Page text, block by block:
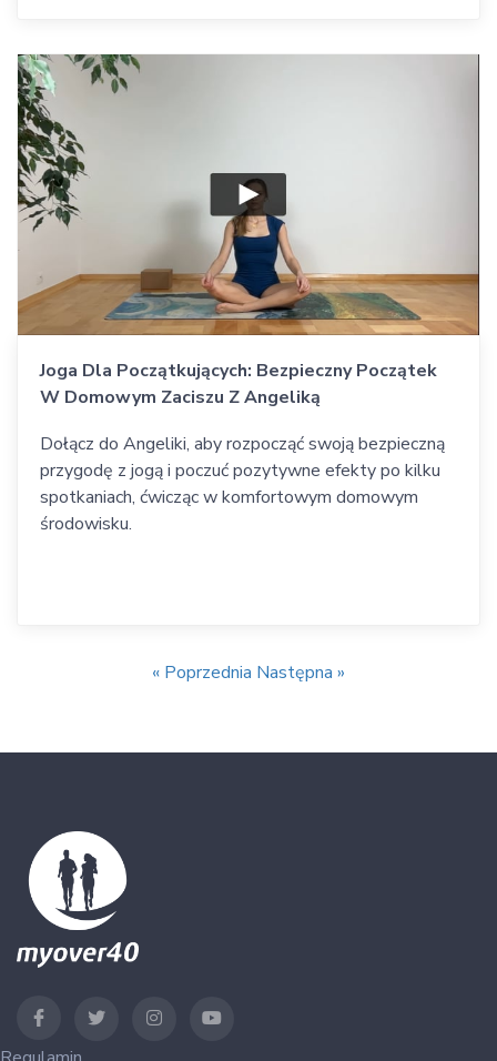
Joga Dla Początkujących: Bezpieczny Początek
W Domowym Zaciszu Z Angeliką
Dołącz do Angeliki, aby rozpocząć swoją bezpieczną
przygodę z jogą i poczuć pozytywne efekty po kilku
spotkaniach, ćwicząc w komfortowym domowym
środowisku.
« Poprzednia Następna »